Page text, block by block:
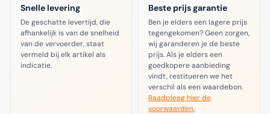
Snelle levering
De geschatte levertijd, die
afhankelijk is van de snelheid
van de vervoerder, staat
vermeld bij elk artikel als
indicatie.
Beste prijs garantie
Ben je elders een lagere prijs
tegengekomen? Geen zorgen,
wij garanderen je de beste
prijs. Als je elders een
goedkopere aanbieding
vindt, restitueren we het
verschil als een waardebon.
Raadpleeg hier de
voorwaarden.